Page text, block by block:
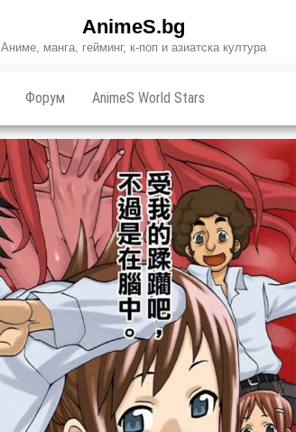
AnimeS.bg
Аниме, манга, гейминг, к-поп и азиатска култура
Форум AnimeS World Stars